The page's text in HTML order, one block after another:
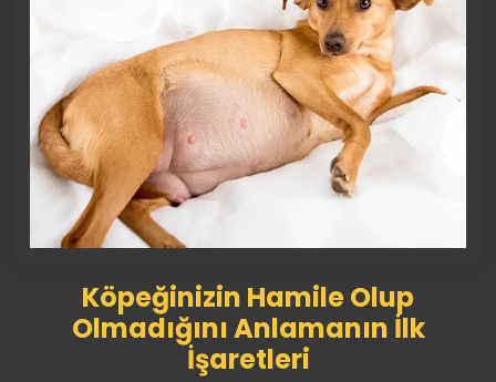
Köpeğinizin Hamile Olup
Olmadığını Anlamanın İlk
İşaretleri